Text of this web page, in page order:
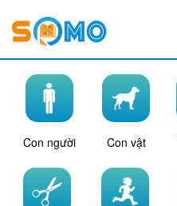
Con người Con vật